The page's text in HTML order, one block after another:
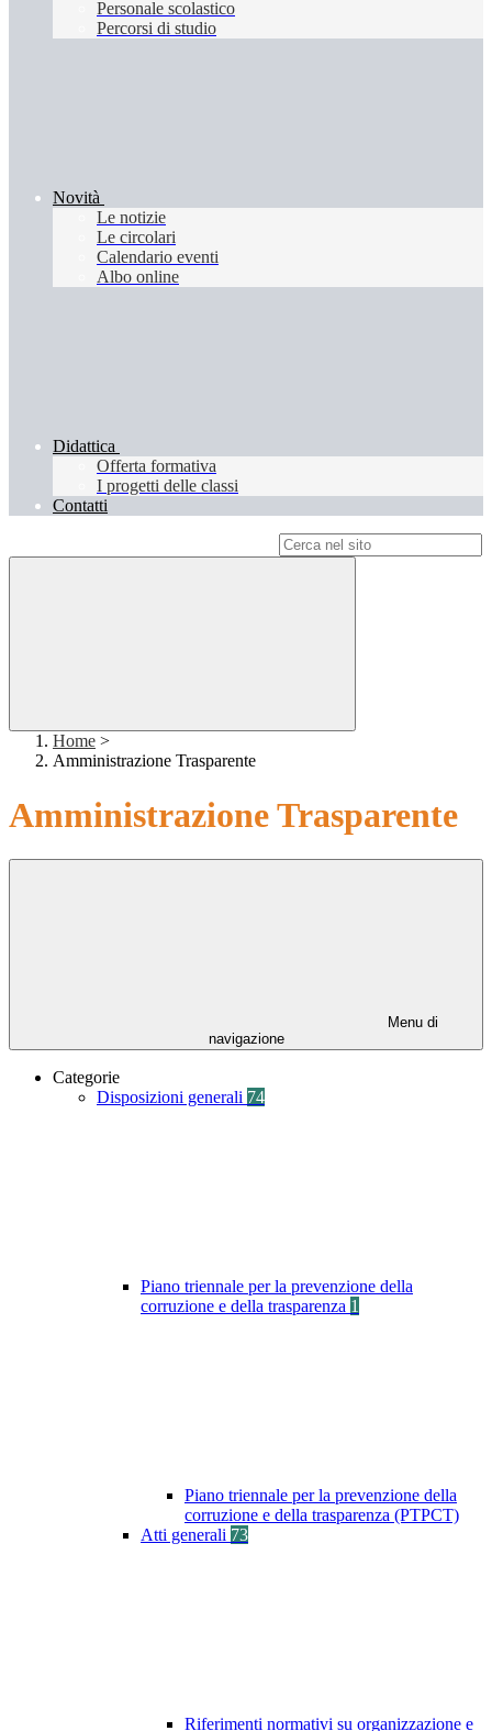
Personale scolastico
Percorsi di studio
Novità
Le notizie
Le circolari
Calendario eventi
Albo online
Didattica
Offerta formativa
I progetti delle classi
Contatti
Home >
Amministrazione Trasparente
Amministrazione Trasparente
Menu di
navigazione
Categorie
Disposizioni generali 74
Piano triennale per la prevenzione della
corruzione e della trasparenza 1
Piano triennale per la prevenzione della
corruzione e della trasparenza (PTPCT)
Atti generali 73
Riferimenti normativi su organizzazione e